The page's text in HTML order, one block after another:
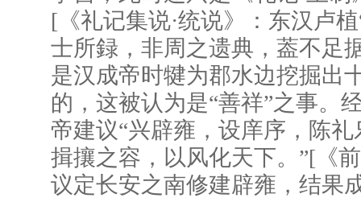
[《礼记集说·统说》：东汉卢
士所録，非周之遗典，葢不足
是汉成帝时犍为郡水边挖掘出
的，这被认为是“善祥”之事。
帝建议“兴辟雍，设庠序，陈
揖攘之容，以风化天下。”[《
议定长安之南修建辟雍，结果